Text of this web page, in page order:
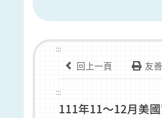
:::
回上一頁 友
:::
111年11～12月美